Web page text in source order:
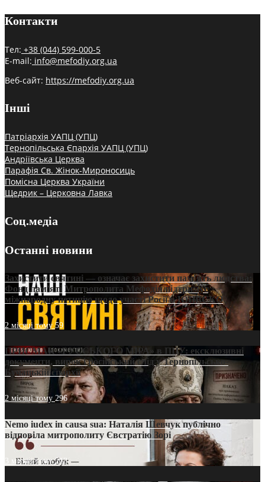
Контакти
Тел: +38 (044) 599-000-5
E-mail: info@mefodiy.org.ua
Веб-сайт: https://mefodiy.org.ua
Інші
Патріархія УАПЦ (УПЦ)
Тернопільська Єпархія УАПЦ (УПЦ)
Андріївська Церква
Парафія Св. Жінок-Мироносиць
Помісна Церква України
Щедрик – Церковна Лавка
Соц.медіа
Останні новини
Захистити святині — означає захистити пам’ять людства:
Фонд пам’яті Митрополита Мефодія підтримує
міжнародну петицію щодо участі Росії в ЮНЕСКО
2 місяці тому59
ПРИСМАК «РУССЬКОГО МІРА» в ПЦУ: ексклюзивні
документи, вирок і російський слід у Тернопільсько-
Бучацькій єпархії
2 місяці тому 296
Nemo iudex in causa sua: Наталія Шевчук публічно
відповіла митрополиту Євстратію Зорі
3 місяці тому213